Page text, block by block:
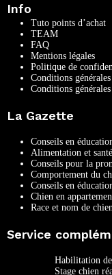
Info
Tuto points d’achat
TEAM
FAQ
Mentions légales
Politique de
Conditions
Conditions
La Gazette
Conseils en
Alimentation et
Conseils pour la
Comportement du
Conseils en
Chien en
Race et nom de chien
Service
Habilitation
Stage chien